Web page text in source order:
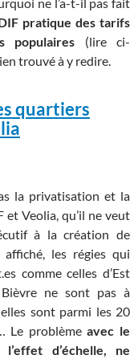
ne l’a-t-il pas fait
pratique des tarifs
populaires (lire ci-
trouvé à y redire.
quartiers
la privatisation et la
et Veolia, qu’il ne veut
à la création de
les régies qui
comme celles d’Est
ne sont pas à
sont parmi les 20
Le problèmeavec le
d’échelle, ne